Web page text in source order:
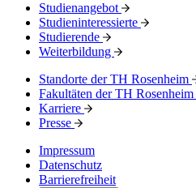
Studienangebot
Studieninteressierte
Studierende
Weiterbildung
Standorte der TH Rosenheim
Fakultäten der TH Rosenheim
Karriere
Presse
Impressum
Datenschutz
Barrierefreiheit